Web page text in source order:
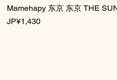
快速瀏覽
Mamehapy 东京 东京 THE
價格
JP¥1,430